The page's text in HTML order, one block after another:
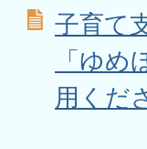
子育て
「ゆめ
用くだ